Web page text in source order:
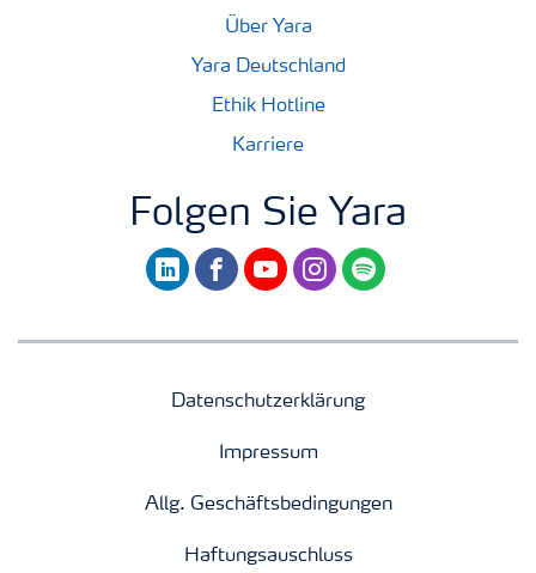
Über Yara
Yara Deutschland
Ethik Hotline
Karriere
Folgen Sie Yara
linkedinfacebookyoutubeinstagram
spotify
Datenschutzerklärung
Impressum
Allg. Geschäftsbedingungen
Haftungsauschluss